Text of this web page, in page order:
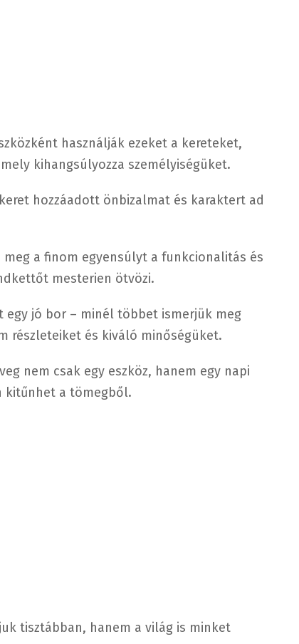
használják ezeket a kereteket,
kihangsúlyozza személyiségüket.
hozzáadott önbizalmat és karaktert ad
a finom egyensúlyt a funkcionalitás és
mesterien ötvözi.
egy jó bor – minél többet ismerjük meg
részleteiket és kiváló minőségüket.
nem csak egy eszköz, hanem egy napi
kitűnhet a tömegből.
tisztábban, hanem a világ is minket